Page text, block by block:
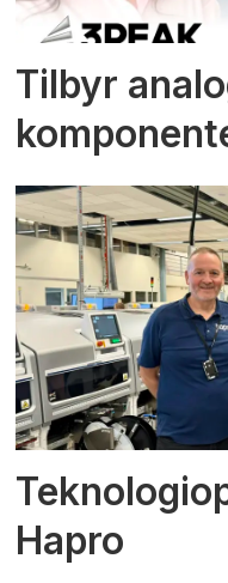
Tilbyr
Hapro